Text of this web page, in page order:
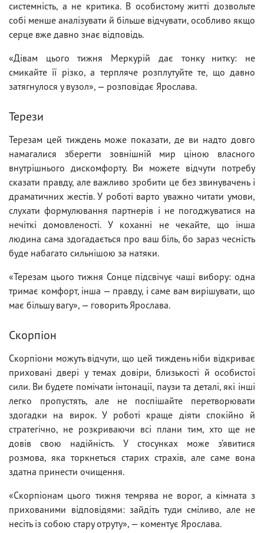
системність, а не критика. В особистому житті дозвольте
собі менше аналізувати й більше відчувати, особливо якщо
серце вже давно знає відповідь.
«Дівам цього тижня Меркурій дає тонку нитку: не
смикайте її різко, а терпляче розплутуйте те, що давно
затягнулося у вузол», — розповідає Ярослава.
Терези
Терезам цей тиждень може показати, де ви надто довго
намагалися зберегти зовнішній мир ціною власного
внутрішнього дискомфорту. Ви можете відчути потребу
сказати правду, але важливо зробити це без звинувачень і
драматичних жестів. У роботі варто уважно читати умови,
слухати формулювання партнерів і не погоджуватися на
нечіткі домовленості. У коханні не чекайте, що інша
людина сама здогадається про ваш біль, бо зараз чесність
буде набагато сильнішою за натяки.
«Терезам цього тижня Сонце підсвічує чаші вибору: одна
тримає комфорт, інша — правду, і саме вам вирішувати, що
має більшу вагу», — говорить Ярослава.
Скорпіон
Скорпіони можуть відчути, що цей тиждень ніби відкриває
приховані двері у темах довіри, близькості й особистої
сили. Ви будете помічати інтонації, паузи та деталі, які інші
легко пропустять, але не поспішайте перетворювати
здогадки на вирок. У роботі краще діяти спокійно й
стратегічно, не розкриваючи всі плани тим, хто ще не
довів свою надійність. У стосунках може з’явитися
розмова, яка торкнеться старих страхів, але саме вона
здатна принести очищення.
«Скорпіонам цього тижня темрява не ворог, а кімната з
прихованими відповідями: зайдіть туди сміливо, але не
несіть із собою стару отруту», — коментує Ярослава.